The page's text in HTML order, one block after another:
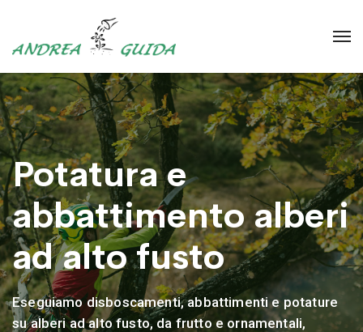
Potatura e
abbattimento alberi
ad alto fusto
Eseguiamo disboscamenti, abbattimenti e potature
su alberi ad alto fusto, da frutto e ornamentali,